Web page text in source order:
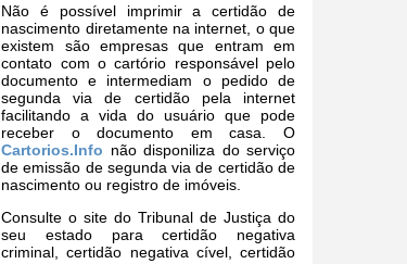
Não é possível imprimir a certidão de
nascimento diretamente na internet, o que
existem são empresas que entram em
contato com o cartório responsável pelo
documento e intermediam o pedido de
segunda via de certidão pela internet
facilitando a vida do usuário que pode
receber o documento em casa. O
Cartorios.Info não disponiliza do serviço
de emissão de segunda via de certidão de
nascimento ou registro de imóveis.
Consulte o site do Tribunal de Justiça do
seu estado para certidão negativa
criminal, certidão negativa cível, certidão